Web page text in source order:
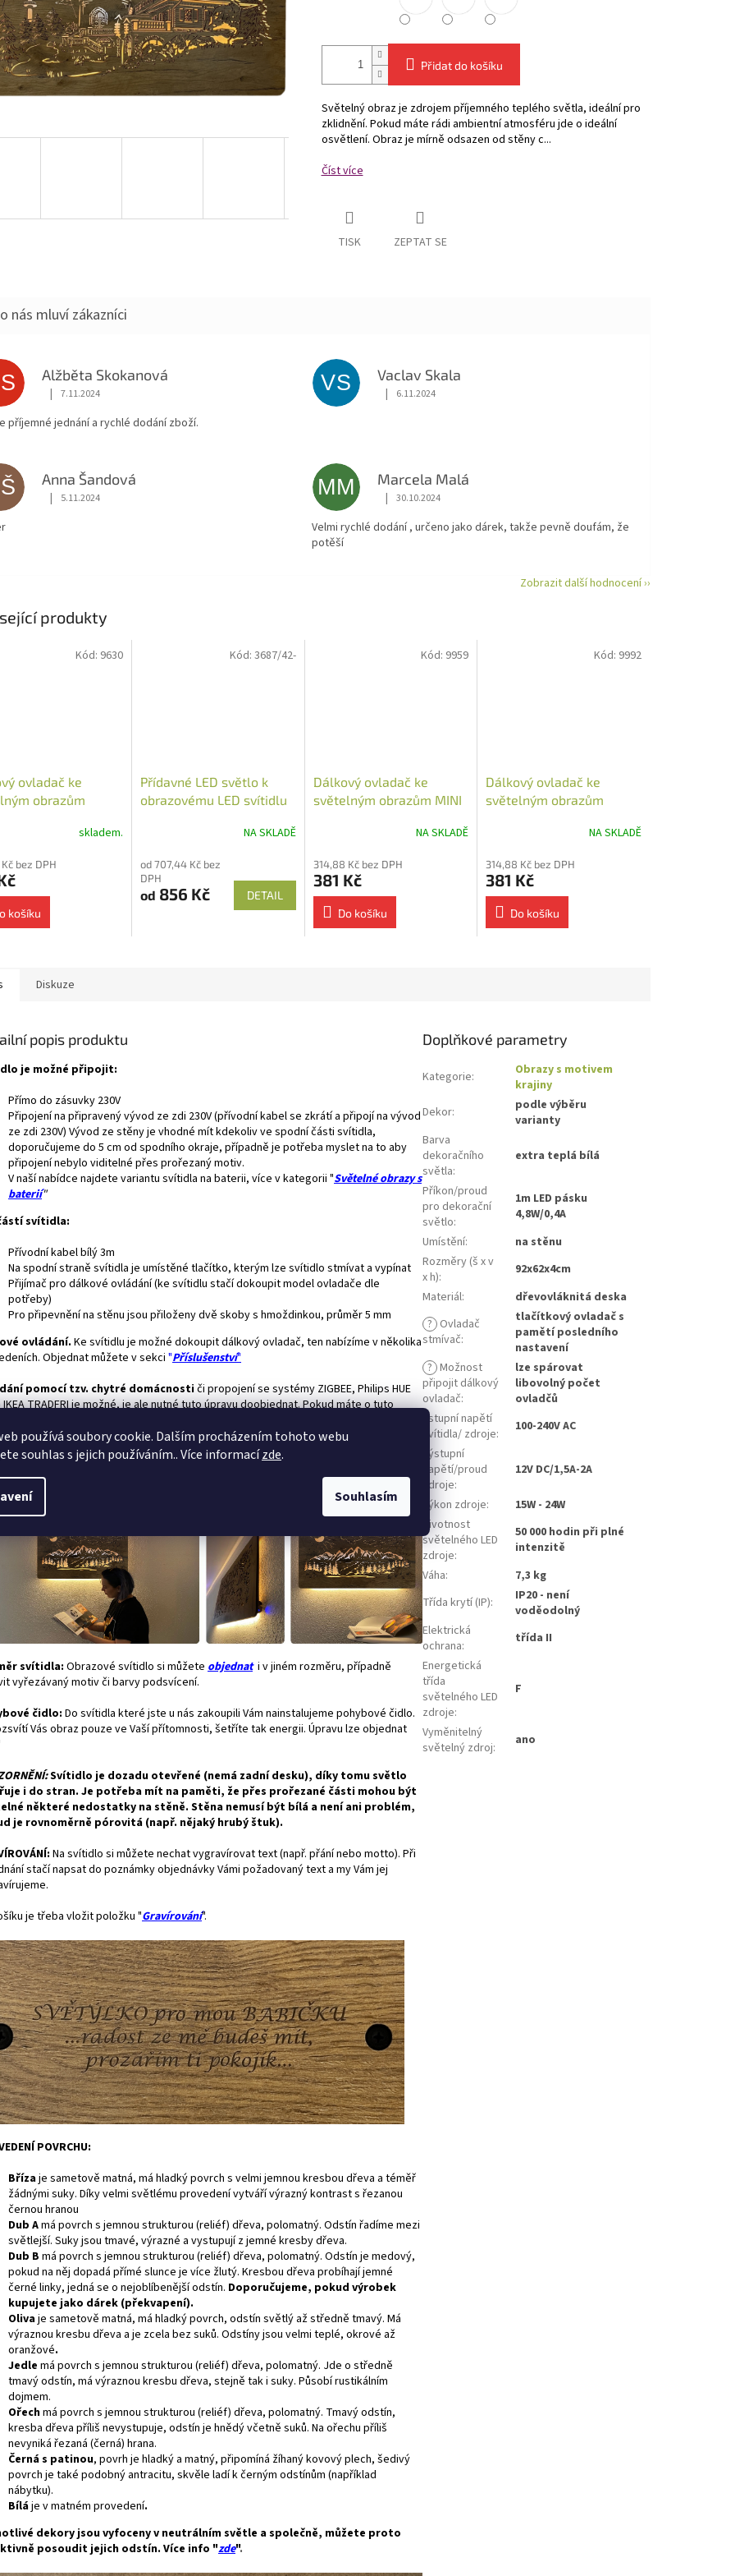
používá soubory cookie. Dalším procházením tohoto webu
souhlas s jejich používáním.. Více informacízde.
Souhlasím
Přidat do košíku
Světelný obraz je zdrojem příjemného teplého světla, ideální pro
zklidnění. Pokud máte rádi ambientní atmosféru jde o ideální
osvětlení. Obraz je mírně odsazen od stěny c...
Číst více
TISK ZEPTAT SE
nás mluví zákazníci
Alžběta Skokanová
Hodnocení obchodu je 5 z 5 hvězdiček.
| 7.11.2024
příjemné jednání a rychlé dodání zboží.
VS Vaclav Skala
Hodnocení obchodu je 5 z 5 hvězdiček.
| 6.11.2024
Anna Šandová
Hodnocení obchodu je 5 z 5 hvězdiček.
| 5.11.2024 MM Marcela Malá
Hodnocení obchodu je 5 z 5 hvězdiček.
| 30.10.2024
Velmi rychlé dodání , určeno jako dárek, takže pevně doufám, že
potěší
Zobrazit další hodnocení ››
produkty
ovladač ke
obrazům
skladem.
bez DPH
košíku
Kód: 9630
Přídavné LED světlo k
obrazovému LED svítidlu
NA SKLADĚ
od 707,44 Kč bez
DPH
od 856 Kč DETAIL
Kód: 3687/42-
Dálkový ovladač ke
světelným obrazům MINI
NA SKLADĚ
314,88 Kč bez DPH
381 Kč
Do košíku
Kód: 9959
Dálkový ovladač ke
světelným obrazům
NA SKLADĚ
314,88 Kč bez DPH
381 Kč
Do košíku
Kód: 9992
Diskuze
popis produktu
je možné připojit:
Přímo do zásuvky 230V
Připojení na připravený vývod ze zdi 230V (přívodní kabel se zkrátí a připojí na vývod
ze zdi 230V) Vývod ze stěny je vhodné mít kdekoliv ve spodní části svítidla,
doporučujeme do 5 cm od spodního okraje, případně je potřeba myslet na to aby
připojení nebylo viditelné přes prořezaný motiv.
V naší nabídce najdete variantu svítidla na baterii, více v kategorii "Světelné obrazy s
baterií"
svítidla:
Přívodní kabel bílý 3m
Na spodní straně svítidla je umístěné tlačítko, kterým lze svítidlo stmívat a vypínat
Přijímač pro dálkové ovládání (ke svítidlu stačí dokoupit model ovladače dle
potřeby)
Pro připevnění na stěnu jsou přiloženy dvě skoby s hmoždinkou, průměr 5 mm
ovládání.Ke svítidlu je možné dokoupit dálkový ovladač, ten nabízíme v několika
Objednat můžete v sekci "Příslušenství"
pomocí tzv. chytré domácnostiči propojení se systémy ZIGBEE, Philips HUE
TRADFRI je možné, je ale nutné tuto úpravu doobjednat. Pokud máte o tuto
světlo:Ke svítidlu si můžete zakoupit výkonné přídavné
si například číst. Součástí přídavného světla je dotykový ovladač, ten je umístěný
svítidla. Ovládání přídavného světla je nezávislé na podsvícení obrazu a je
stmívatelné.
svítidla: Obrazové svítidlo si můžete objednat i v jiném rozměru, případně
vyřezávaný motiv či barvy podsvícení.
čidlo:Do svítidla které jste u nás zakoupili Vám nainstalujeme pohybové čidlo.
Vás obraz pouze ve Vaší přítomnosti, šetříte tak energii. Úpravu lze objednat
Svítidlo je dozadu otevřené (nemá zadní desku), díky tomu světlo
i do stran. Je potřeba mít na paměti, že přes prořezané části mohou být
některé nedostatky na stěně. Stěna nemusí být bílá a není ani problém,
je rovnoměrně pórovitá (např. nějaký hrubý štuk).
Na svítidlo si můžete nechat vygravírovat text (např. přání nebo motto). Při
stačí napsat do poznámky objednávky Vámi požadovaný text a my Vám jej
je třeba vložit položku "Gravírování".
POVRCHU:
Břízaje sametově matná, má hladký povrch s velmi jemnou kresbou dřeva a téměř
žádnými suky. Díky velmi světlému provedení vytváří výrazný kontrast s řezanou
černou hranou
Dub Amá povrch s jemnou strukturou (reliéf) dřeva, polomatný. Odstín řadíme mezi
světlejší. Suky jsou tmavé, výrazné a vystupují z jemné kresby dřeva.
Dub B má povrch s jemnou strukturou (reliéf) dřeva, polomatný. Odstín je medový,
pokud na něj dopadá přímé slunce je více žlutý. Kresbou dřeva probíhají jemné
černé linky, jedná se o nejoblíbenější odstín. Doporučujeme, pokud výrobek
kupujete jako dárek (překvapení).
Olivaje sametově matná, má hladký povrch, odstín světlý až středně tmavý. Má
výraznou kresbu dřeva a je zcela bez suků. Odstíny jsou velmi teplé, okrové až
oranžové.
Jedle má povrch s jemnou strukturou (reliéf) dřeva, polomatný. Jde o středně
tmavý odstín, má výraznou kresbu dřeva, stejně tak i suky. Působí rustikálním
dojmem.
Ořechmá povrch s jemnou strukturou (reliéf) dřeva, polomatný. Tmavý odstín,
kresba dřeva příliš nevystupuje, odstín je hnědý včetně suků. Na ořechu příliš
nevyniká řezaná (černá) hrana.
Černá s patinou, povrh je hladký a matný, připomíná žíhaný kovový plech, šedivý
povrch je také podobný antracitu, skvěle ladí k černým odstínům (například
nábytku).
Bíláje v matném provedení.
dekory jsou vyfoceny v neutrálním světle a společně, můžete proto
posoudit jejich odstín. Více info "zde".
Doplňkové parametry
Kategorie:
Obrazy s motivem
krajiny
Dekor:
podle výběru
varianty
Barva
dekoračního
světla:
extra teplá bílá
Příkon/proud
pro dekorační
světlo:
1m LED pásku
4,8W/0,4A
Umístění:
na stěnu
Rozměry (š x v
x h):
92x62x4cm
Materiál:
dřevovláknitá deska
? Ovladač
stmívač:
tlačítkový ovladač s
pamětí posledního
nastavení
? Možnost
připojit dálkový
ovladač:
lze spárovat
libovolný počet
ovladčů
Vstupní napětí
svítidla/ zdroje:
100-240V AC
Výstupní
napětí/proud
zdroje:
12V DC/1,5A-2A
Výkon zdroje:
15W - 24W
Životnost
světelného LED
zdroje:
50 000 hodin při plné
intenzitě
Váha:
7,3 kg
Třída krytí (IP):
IP20 - není
voděodolný
Elektrická
ochrana:
třída II
Energetická
třída
světelného LED
zdroje:
F
Vyměnitelný
světelný zdroj: ano